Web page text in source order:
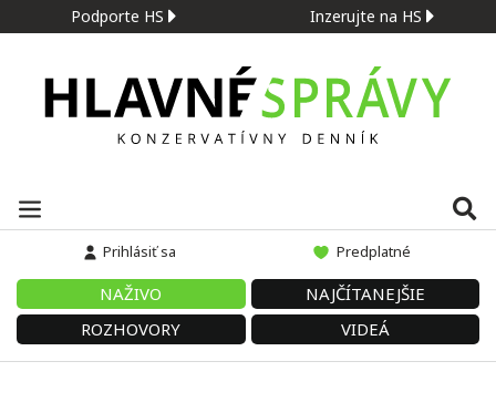
Podporte HS Inzerujte na HS
Prihlásiť sa Predplatné
NAŽIVO
NAJČÍTANEJŠIE
ROZHOVORY
VIDEÁ